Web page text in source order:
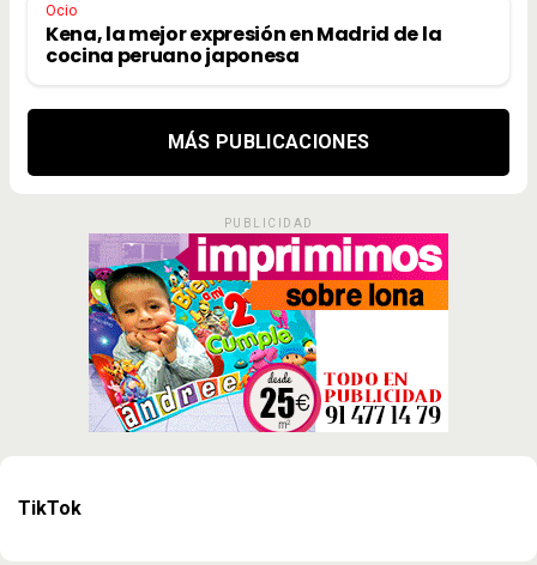
Ocio
Kena, la mejor expresión en Madrid de la
cocina peruano japonesa
MÁS PUBLICACIONES
PUBLICIDAD
TikTok